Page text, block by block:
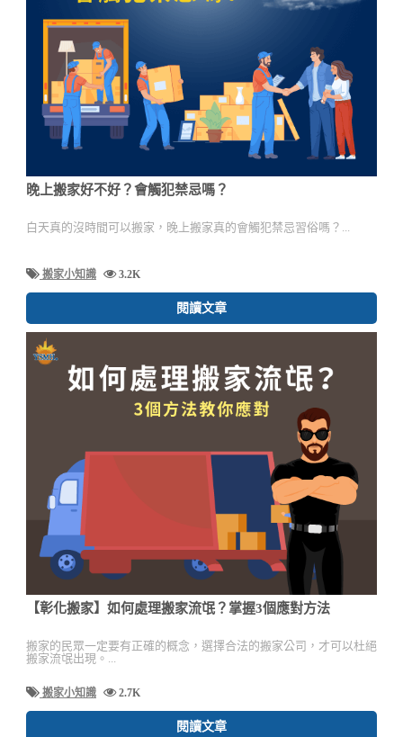
晚上搬家好不好？會觸犯禁忌嗎？
白天真的沒時間可以搬家，晚上搬家真的會觸犯禁忌習俗嗎？...
搬家小知識 3.2K
閱讀文章
【彰化搬家】如何處理搬家流氓？掌握3個應對方法
搬家的民眾一定要有正確的概念，選擇合法的搬家公司，才可以杜絕
搬家流氓出現。...
搬家小知識 2.7K
閱讀文章